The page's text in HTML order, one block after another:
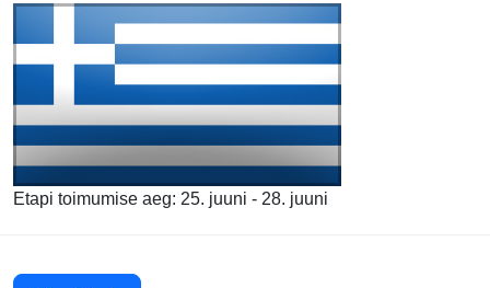
Etapi toimumise aeg: 25. juuni - 28. juuni